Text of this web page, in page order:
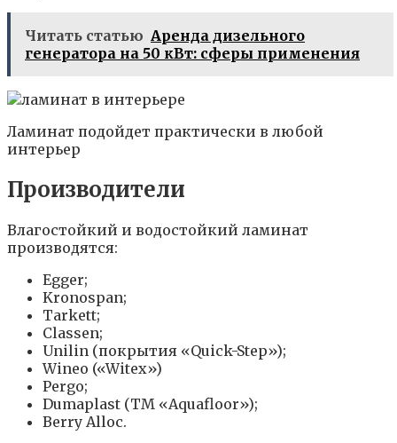
Читать статью Аренда дизельного
генератора на 50 кВт: сферы применения
Ламинат подойдет практически в любой
интерьер
Производители
Влагостойкий и водостойкий ламинат
производятся:
Egger;
Kronospan;
Tarkett;
Classen;
Unilin (покрытия «Quick-Step»);
Wineo («Witex»)
Pergo;
Dumaplast (ТМ «Aquafloor»);
Berry Alloc.